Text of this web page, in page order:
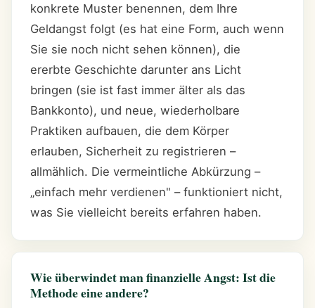
konkrete Muster benennen, dem Ihre
Geldangst folgt (es hat eine Form, auch wenn
Sie sie noch nicht sehen können), die
ererbte Geschichte darunter ans Licht
bringen (sie ist fast immer älter als das
Bankkonto), und neue, wiederholbare
Praktiken aufbauen, die dem Körper
erlauben, Sicherheit zu registrieren –
allmählich. Die vermeintliche Abkürzung –
„einfach mehr verdienen" – funktioniert nicht,
was Sie vielleicht bereits erfahren haben.
Wie überwindet man finanzielle Angst: Ist die
Methode eine andere?